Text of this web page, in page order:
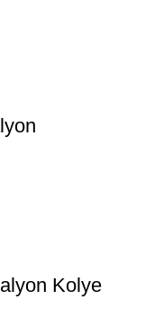
Kolye